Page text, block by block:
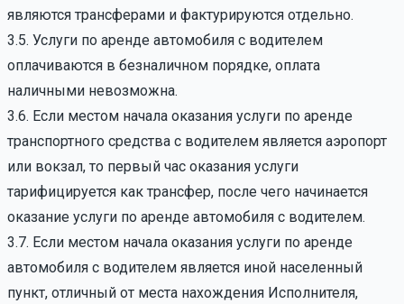
являются трансферами и фактурируются отдельно.
3.5. Услуги по аренде автомобиля с водителем
оплачиваются в безналичном порядке, оплата
наличными невозможна.
3.6. Если местом начала оказания услуги по аренде
транспортного средства с водителем является аэропорт
или вокзал, то первый час оказания услуги
тарифицируется как трансфер, после чего начинается
оказание услуги по аренде автомобиля с водителем.
3.7. Если местом начала оказания услуги по аренде
автомобиля с водителем является иной населенный
пункт, отличный от места нахождения Исполнителя,